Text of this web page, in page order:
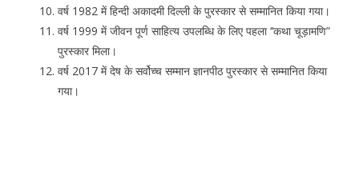
वर्ष 1982 में हिन्दी अकादमी दिल्ली के पुरस्कार से सम्मानित किया गया।
वर्ष 1999 में जीवन पूर्ण साहित्य उपलब्धि के लिए पहला ‘‘कथा चूड़ामणि”
पुरस्कार मिला।
वर्ष 2017 में देष के सर्वोच्च सम्मान ज्ञानपीठ पुरस्कार से सम्मानित किया
गया।